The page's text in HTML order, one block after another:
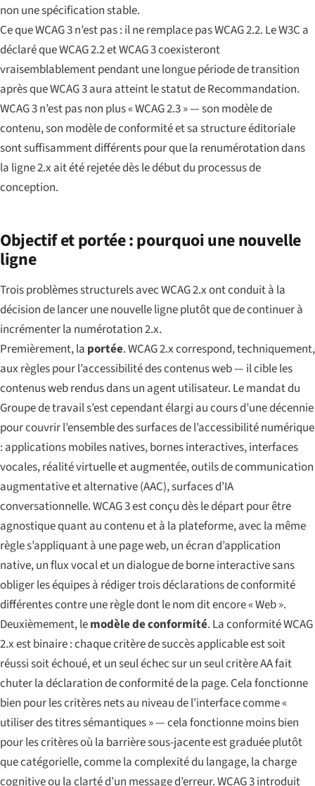
non une spécification stable.
Ce que WCAG 3 n’est pas : il ne remplace pas WCAG 2.2. Le W3C a
déclaré que WCAG 2.2 et WCAG 3 coexisteront
vraisemblablement pendant une longue période de transition
après que WCAG 3 aura atteint le statut de Recommandation.
WCAG 3 n’est pas non plus « WCAG 2.3 » — son modèle de
contenu, son modèle de conformité et sa structure éditoriale
sont suffisamment différents pour que la renumérotation dans
la ligne 2.x ait été rejetée dès le début du processus de
conception.
Objectif et portée : pourquoi une nouvelle
ligne
Trois problèmes structurels avec WCAG 2.x ont conduit à la
décision de lancer une nouvelle ligne plutôt que de continuer à
incrémenter la numérotation 2.x.
Premièrement, la portée. WCAG 2.x correspond, techniquement,
aux règles pour l’accessibilité descontenus web— il cible les
contenus web rendus dans un agent utilisateur. Le mandat du
Groupe de travail s’est cependant élargi au cours d’une décennie
pour couvrir l’ensemble des surfaces de l’accessibilité numérique
: applications mobiles natives, bornes interactives, interfaces
vocales, réalité virtuelle et augmentée, outils de communication
augmentative et alternative (AAC), surfaces d’IA
conversationnelle. WCAG 3 est conçu dès le départ pour être
agnostique quant au contenu et à la plateforme, avec la même
règle s’appliquant à une page web, un écran d’application
native, un flux vocal et un dialogue de borne interactive sans
obliger les équipes à rédiger trois déclarations de conformité
différentes contre une règle dont le nom dit encore « Web ».
Deuxièmement, lemodèle de conformité. La conformité WCAG
2.x est binaire : chaque critère de succès applicable est soit
réussi soit échoué, et un seul échec sur un seul critère AA fait
chuter la déclaration de conformité de la page. Cela fonctionne
bien pour les critères nets au niveau de l’interface comme «
utiliser des titres sémantiques » — cela fonctionne moins bien
pour les critères où la barrière sous-jacente est graduée plutôt
que catégorielle, comme la complexité du langage, la charge
cognitive ou la clarté d’un message d’erreur. WCAG 3 introduit